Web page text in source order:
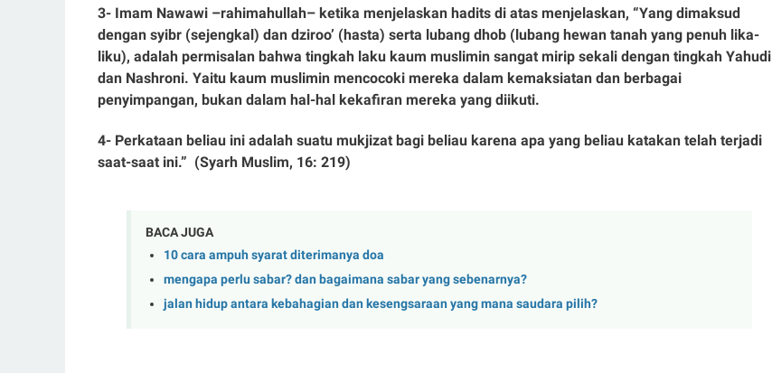
3- Imam Nawawi –rahimahullah– ketika menjelaskan hadits di atas menjelaskan, “Yang dimaksud
dengan syibr (sejengkal) dan dziroo’ (hasta) serta lubang dhob (lubang hewan tanah yang penuh lika-
liku), adalah permisalan bahwa tingkah laku kaum muslimin sangat mirip sekali dengan tingkah Yahudi
dan Nashroni. Yaitu kaum muslimin mencocoki mereka dalam kemaksiatan dan berbagai
penyimpangan, bukan dalam hal-hal kekafiran mereka yang diikuti.
4- Perkataan beliau ini adalah suatu mukjizat bagi beliau karena apa yang beliau katakan telah terjadi
saat-saat ini.” (Syarh Muslim, 16: 219)
BACA JUGA
10 cara ampuh syarat diterimanya doa
mengapa perlu sabar? dan bagaimana sabar yang sebenarnya?
jalan hidup antara kebahagian dan kesengsaraan yang mana saudara pilih?